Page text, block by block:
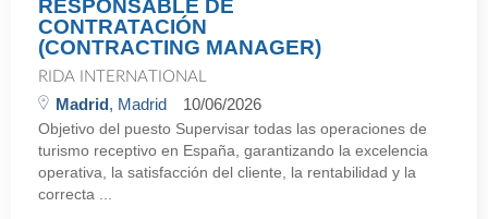
RESPONSABLE DE
CONTRATACIÓN
(CONTRACTING MANAGER)
RIDA INTERNATIONAL
Madrid, Madrid 10/06/2026
Objetivo del puesto Supervisar todas las operaciones de
turismo receptivo en España, garantizando la excelencia
operativa, la satisfacción del cliente, la rentabilidad y la
correcta ...